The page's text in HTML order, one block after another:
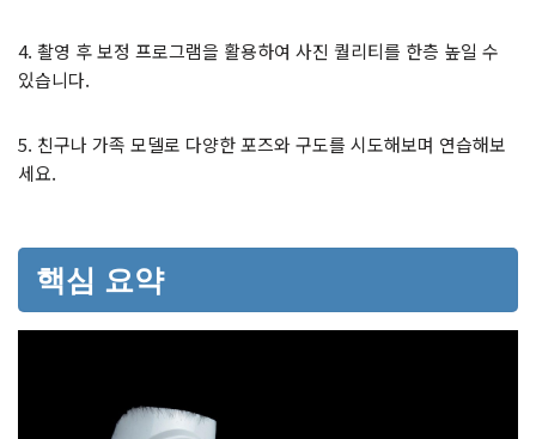
4. 촬영 후 보정 프로그램을 활용하여 사진 퀄리티를 한층 높일 수
있습니다.
5. 친구나 가족 모델로 다양한 포즈와 구도를 시도해보며 연습해보
세요.
핵심 요약